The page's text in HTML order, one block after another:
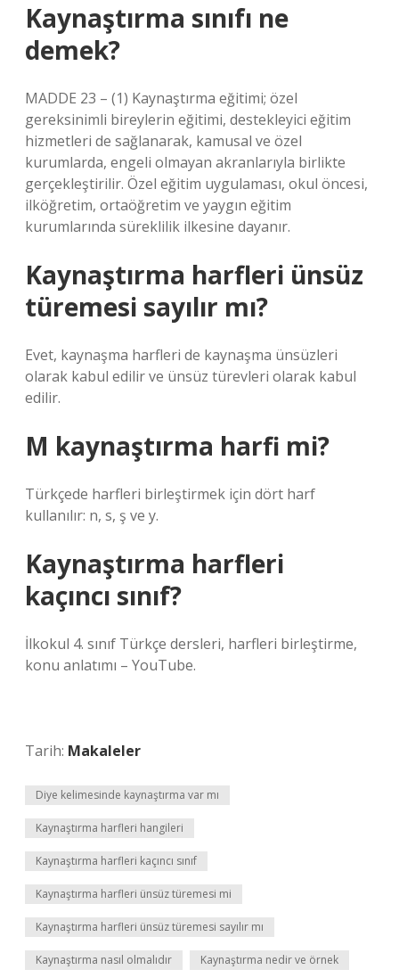
Kaynaştırma sınıfı ne
demek?
MADDE 23 – (1) Kaynaştırma eğitimi; özel
gereksinimli bireylerin eğitimi, destekleyici eğitim
hizmetleri de sağlanarak, kamusal ve özel
kurumlarda, engeli olmayan akranlarıyla birlikte
gerçekleştirilir. Özel eğitim uygulaması, okul öncesi,
ilköğretim, ortaöğretim ve yaygın eğitim
kurumlarında süreklilik ilkesine dayanır.
Kaynaştırma harfleri ünsüz
türemesi sayılır mı?
Evet, kaynaşma harfleri de kaynaşma ünsüzleri
olarak kabul edilir ve ünsüz türevleri olarak kabul
edilir.
M kaynaştırma harfi mi?
Türkçede harfleri birleştirmek için dört harf
kullanılır: n, s, ş ve y.
Kaynaştırma harfleri
kaçıncı sınıf?
İlkokul 4. sınıf Türkçe dersleri, harfleri birleştirme,
konu anlatımı – YouTube.
Tarih: Makaleler
Diye kelimesinde kaynaştırma var mı
Kaynaştırma harfleri hangileri
Kaynaştırma harfleri kaçıncı sınıf
Kaynaştırma harfleri ünsüz türemesi mi
Kaynaştırma harfleri ünsüz türemesi sayılır mı
Kaynaştırma nasıl olmalıdır Kaynaştırma nedir ve örnek